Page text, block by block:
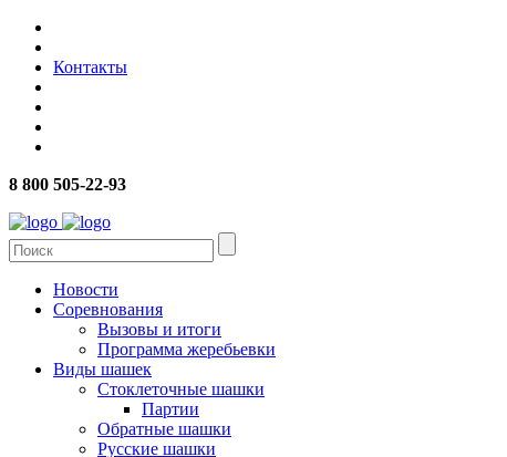
Контакты
8 800 505-22-93
Новости
Соревнования
Вызовы и итоги
Программа жеребьевки
Виды шашек
Стоклеточные шашки
Партии
Обратные шашки
Русские шашки